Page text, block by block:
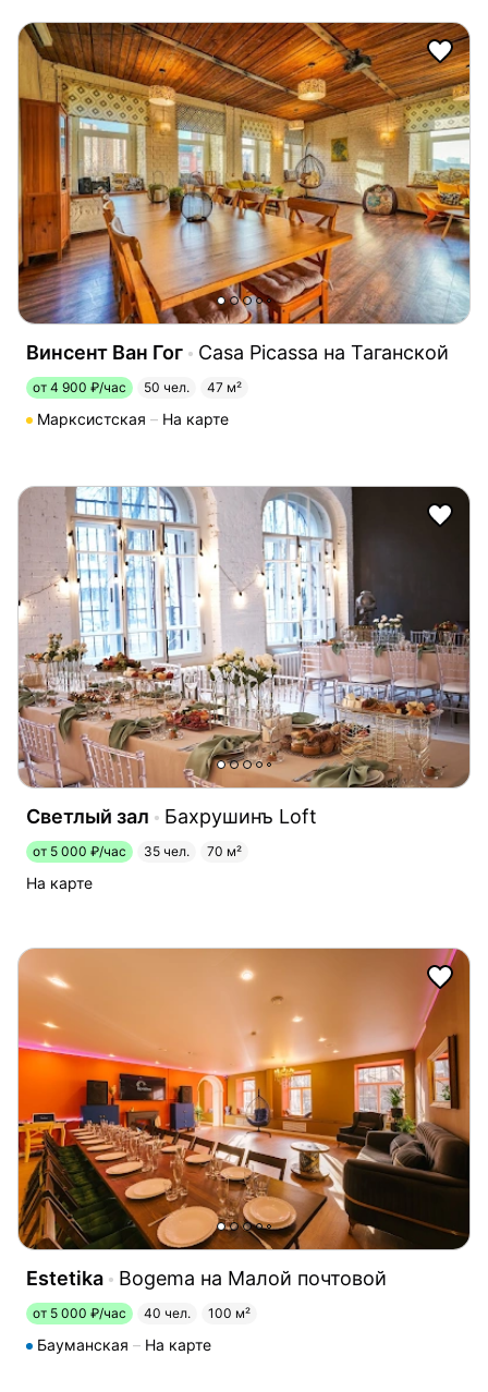
Винсент Ван Гог Casa Picassa на Таганской
от 4 900 ₽/час 50 чел. 47 м²
Марксистская На карте
Светлый зал Бахрушинъ Loft
от 5 000 ₽/час 35 чел. 70 м²
На карте
Estetika Bogema на Малой почтовой
от 5 000 ₽/час 40 чел. 100 м²
Бауманская На карте